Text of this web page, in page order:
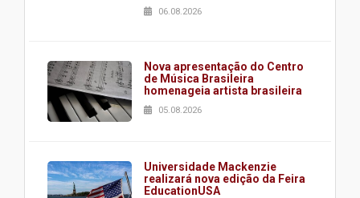
06.08.2026
Nova apresentação do Centro
de Música Brasileira
homenageia artista brasileira
05.08.2026
Universidade Mackenzie
realizará nova edição da Feira
EducationUSA